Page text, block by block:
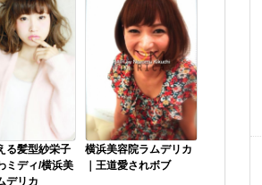
る髪型紗栄子
ミディ/横浜美
デリカ
横浜美容院ラムデリカ
｜王道愛されボブ